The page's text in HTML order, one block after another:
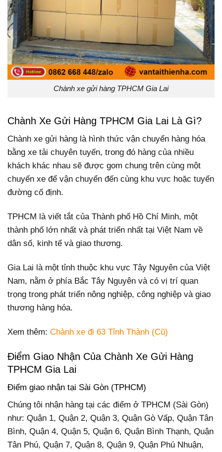
Chành xe gửi hàng TPHCM Gia Lai
Chành Xe Gửi Hàng TPHCM Gia Lai Là Gì?
Chành xe gửi hàng là hình thức vận chuyển hàng hóa
bằng xe tải chuyên tuyến, trong đó hàng của nhiều
khách khác nhau sẽ được gom chung trên cùng một
chuyến xe để vận chuyển đến cùng khu vực hoặc tuyến
đường cố định.
TPHCM là viết tắt của Thành phố Hồ Chí Minh, một
thành phố lớn nhất và phát triển nhất tại Việt Nam về
dân số, kinh tế và giao thương.
Gia Lai là một tỉnh thuộc khu vực Tây Nguyên của Việt
Nam, nằm ở phía Bắc Tây Nguyên và có vị trí quan
trọng trong phát triển nông nghiệp, công nghiệp và giao
thương hàng hóa.
Xem thêm: Chành xe đi 63 Tỉnh Thành (Cũ)
Điểm Giao Nhận Của Chành Xe Gửi Hàng
TPHCM Gia Lai
Điểm giao nhận tại Sài Gòn (TPHCM)
Chúng tôi nhận hàng tại các điểm ở TPHCM (Sài Gòn)
như: Quận 1, Quận 2, Quận 3, Quận Gò Vấp, Quận Tân
Bình, Quận 4, Quận 5, Quận 6, Quận Bình Thạnh, Quận
Tân Phú, Quận 7, Quận 8, Quận 9, Quận Phú Nhuận,